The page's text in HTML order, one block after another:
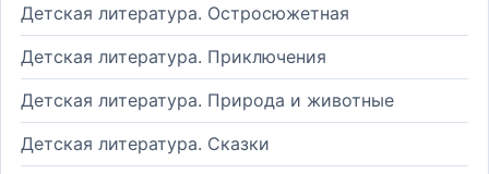
Детская литература. Остросюжетная
Детская литература. Приключения
Детская литература. Природа и животные
Детская литература. Сказки